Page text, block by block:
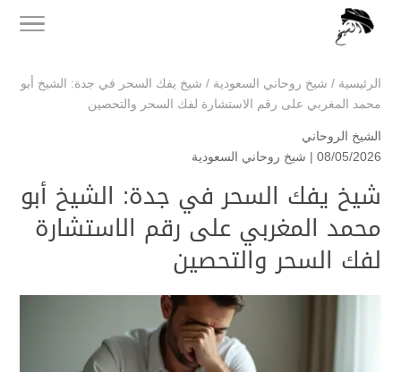
الرئيسية / شيخ روحاني السعودية / شيخ يفك السحر في جدة: الشيخ أبو
محمد المغربي على رقم الاستشارة لفك السحر والتحصين
الشيخ الروحاني
08/05/2026 |
شيخ روحاني السعودية
شيخ يفك السحر في جدة: الشيخ أبو
محمد المغربي على رقم الاستشارة
لفك السحر والتحصين